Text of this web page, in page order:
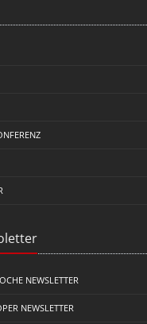
NEWSLETTER
NEWSLETTER